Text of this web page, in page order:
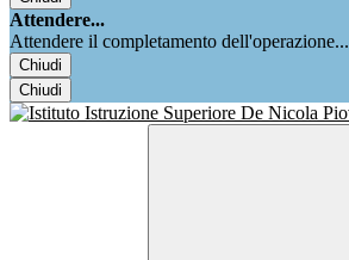
Attendere...
Attendere il completamento dell'operazione...
Chiudi
Chiudi